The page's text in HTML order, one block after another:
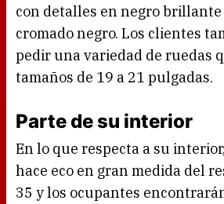
con detalles en negro
cromado negro. Los clientes
pedir una variedad de ruedas
tamaños de 19 a 21 pulgadas.
Parte de su interior
En lo que respecta a su
hace eco en gran medida del
35 y los ocupantes